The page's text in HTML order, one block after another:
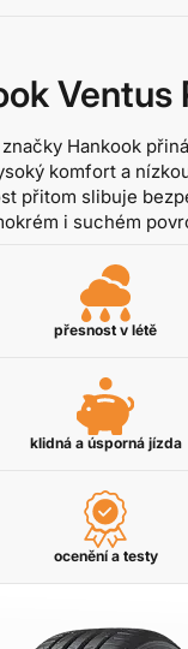
Ventus
Hankook
komfort a
přitom slibuje
i suchém
přesnost v létě
klidná a úsporná jízda
ocenění a testy